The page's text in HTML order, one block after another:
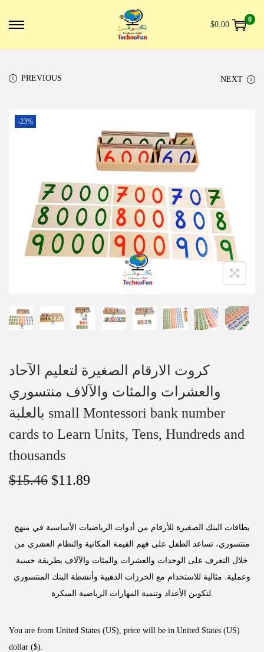
$0.00
0
PREVIOUS NEXT
-23%
كروت الارقام الصغيرة لتعليم الآحاد
والعشرات والمئات والآلاف منتسوري
بالعلبة small Montessori bank number
cards to Learn Units, Tens, Hundreds and
thousands
$15.46 $11.89
بطاقات البنك الصغيرة للأرقام من أدوات الرياضيات الأساسية في منهج
منتسوري، تساعد الطفل على فهم القيمة المكانية والنظام العشري من
خلال التعرف على الوحدات والعشرات والمئات والآلاف بطريقة حسية
وعملية. مثالية للاستخدام مع الخرزات الذهبية وأنشطة البنك المنتسوري
You are from United States (US), price will be in United States (US)
dollar ($).